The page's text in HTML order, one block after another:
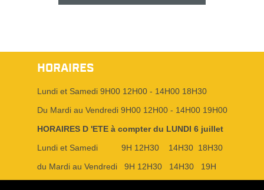
HORAIRES
Lundi et Samedi 9H00 12H00 - 14H00 18H30
Du Mardi au Vendredi 9H00 12H00 - 14H00 19H00
HORAIRES D 'ETE à compter du LUNDI 6 juillet
Lundi et Samedi 9H 12H30 14H30 18H30
du Mardi au Vendredi 9H 12H30 14H30 19H